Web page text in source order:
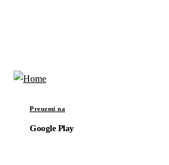
Preuzmi na
Google Play